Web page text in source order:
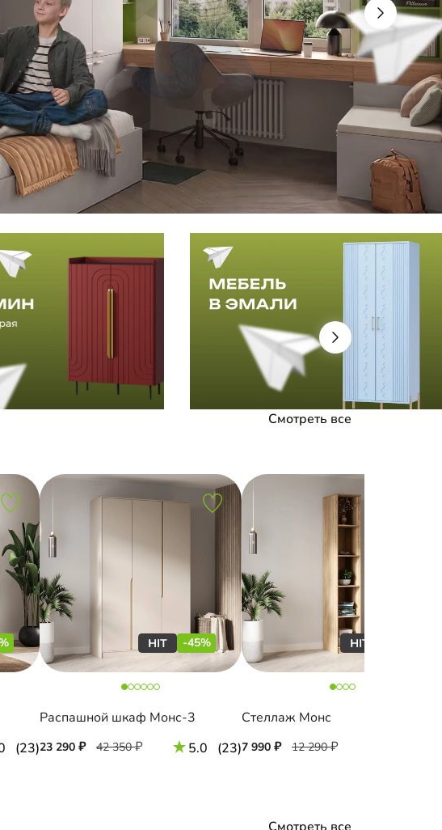
Смотреть все
(23)
-45%
Распашной шкаф Монс-3
23 290 42 350 5.0 (23)
Стеллаж Монс
7 990 12 290